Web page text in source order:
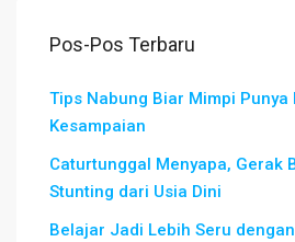
Pos-Pos Terbaru
Tips Nabung Biar Mimpi Punya
Kesampaian
Caturtunggal Menyapa, Gerak
Stunting dari Usia Dini
Belajar Jadi Lebih Seru